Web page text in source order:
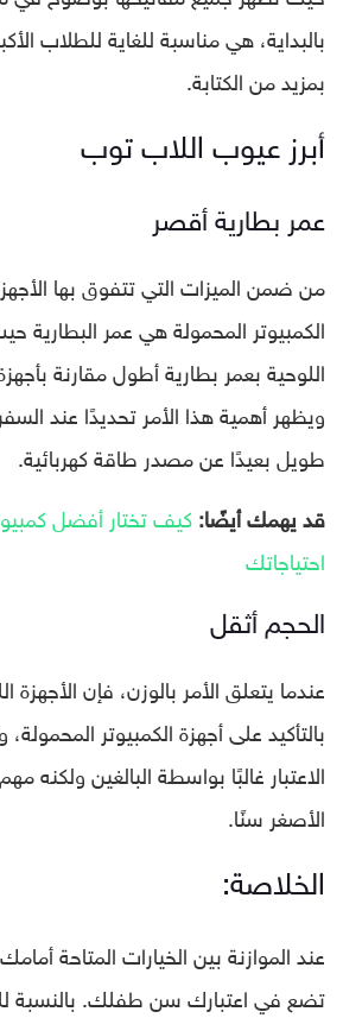
بالبداية، هي مناسبة للغاية للطلاب
بمزيد من الكتابة.
أبرز عيوب اللاب توب
عمر بطارية أقصر
من ضمن الميزات التي تتفوق بها
الكمبيوتر المحمولة هي عمر البطارية
اللوحية بعمر بطارية أطول مقارنة
ويظهر أهمية هذا الأمر تحديدًا عند
طويل بعيدًا عن مصدر طاقة كهربائية.
قد يهمك أيضًا:كيف تختار أفضل
احتياجاتك
الحجم أثقل
عندما يتعلق الأمر بالوزن، فإن
بالتأكيد على أجهزة الكمبيوتر
الاعتبار غالبًا بواسطة البالغين ولكنه
الأصغر سنًا.
الخلاصة:
عند الموازنة بين الخيارات المتاحة
تضع في اعتبارك سن طفلك. بالنسبة